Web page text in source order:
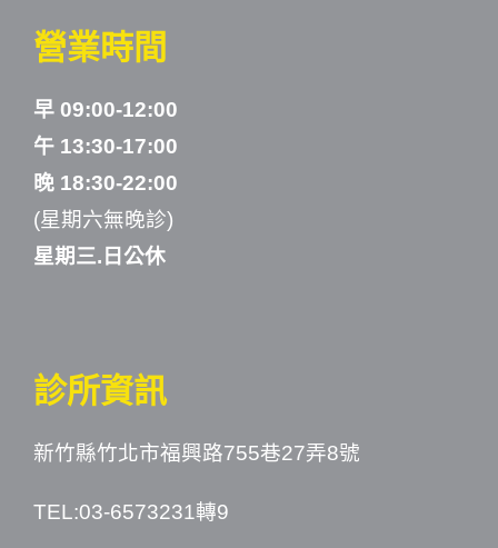
營業時間
早 09:00-12:00
午 13:30-17:00
晚 18:30-22:00
(星期六無晚診)
星期三.日公休
診所資訊
新竹縣竹北市福興路755巷27弄8號
TEL:03-6573231轉9